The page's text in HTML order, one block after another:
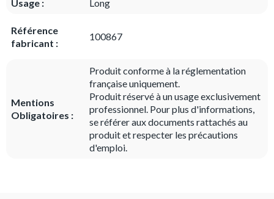
Usage : Long
Référence
fabricant :
100867
Mentions
Obligatoires :
Produit conforme à la réglementation
française uniquement.
Produit réservé à un usage exclusivement
professionnel. Pour plus d'informations,
se référer aux documents rattachés au
produit et respecter les précautions
d'emploi.